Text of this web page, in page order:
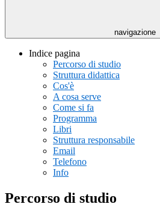
navigazione
Indice pagina
Percorso di studio
Struttura didattica
Cos'è
A cosa serve
Come si fa
Programma
Libri
Struttura responsabile
Email
Telefono
Info
Percorso di studio